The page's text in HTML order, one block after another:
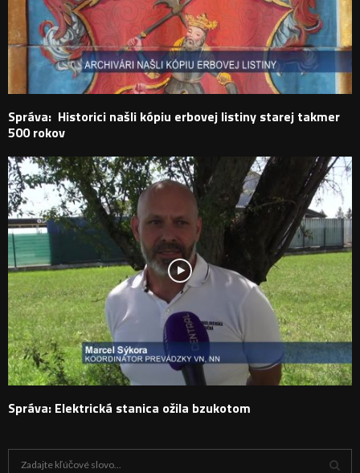
Správa: Historici našli kópiu erbovej listiny starej takmer
500 rokov
Správa: Elektrická stanica ožila bzukotom